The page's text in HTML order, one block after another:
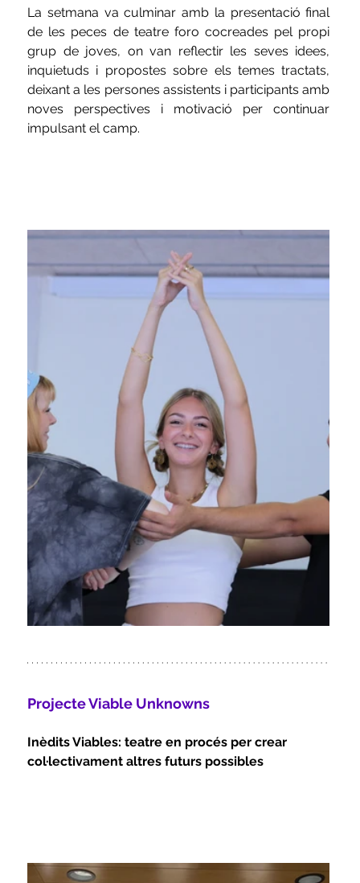
La setmana va culminar amb la presentació final
de les peces de teatre foro cocreades pel propi
grup de joves, on van reflectir les seves idees,
inquietuds i propostes sobre els temes tractats,
deixant a les persones assistents i participants amb
noves perspectives i motivació per continuar
impulsant el camp.
Projecte Viable Unknowns
Inèdits Viables: teatre en procés per crear
col·lectivament altres futurs possibles